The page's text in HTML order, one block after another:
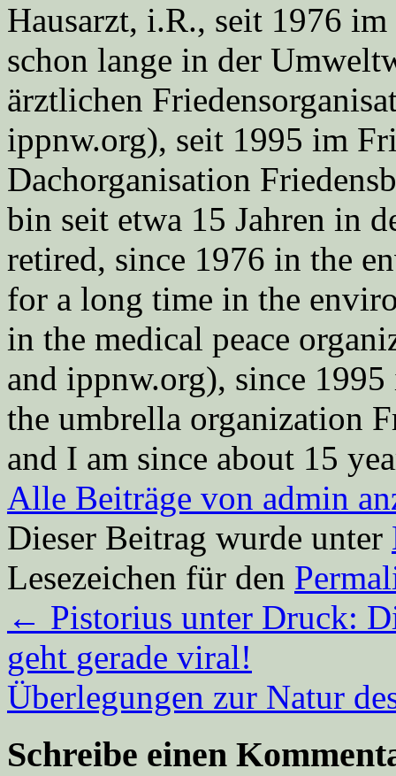
Hausarzt, i.R., seit 1976
schon lange in der
ärztlichen
ippnw.org), seit 1995 im
Dachorganisation
bin seit etwa 15 Jahren in
retired, since 1976 in the
for a long time in the
in the medical peace
and ippnw.org), since
the umbrella organization
and I am since about 15
Alle Beiträge von admin
Dieser Beitrag wurde unter
Lesezeichen für den
← Pistorius unter Druck:
geht gerade viral!
Überlegungen zur Natur
Schreibe einen